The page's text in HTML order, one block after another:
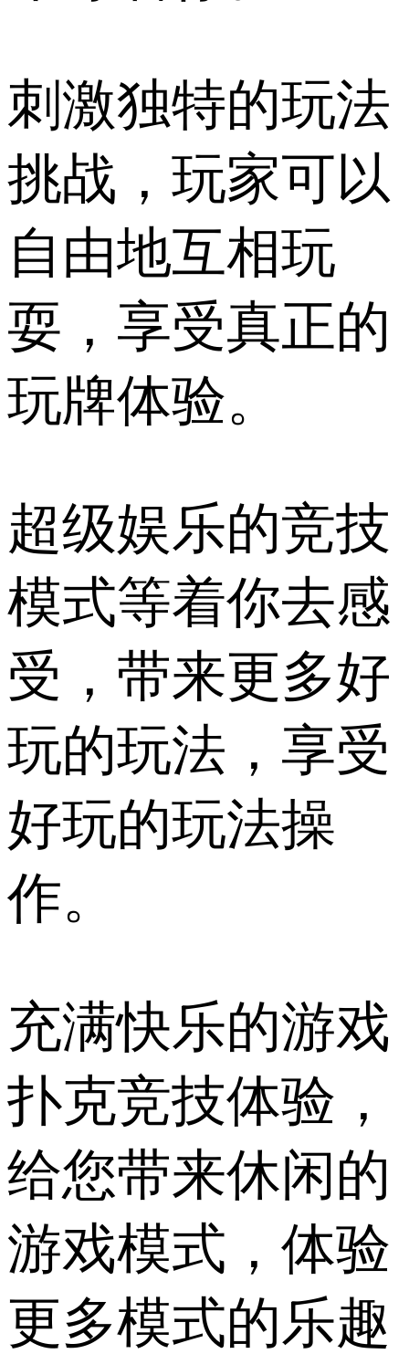
刺激独特的玩法
挑战，玩家可以
自由地互相玩
耍，享受真正的
玩牌体验。
超级娱乐的竞技
模式等着你去感
受，带来更多好
玩的玩法，享受
好玩的玩法操
作。
充满快乐的游戏
扑克竞技体验，
给您带来休闲的
游戏模式，体验
更多模式的乐趣